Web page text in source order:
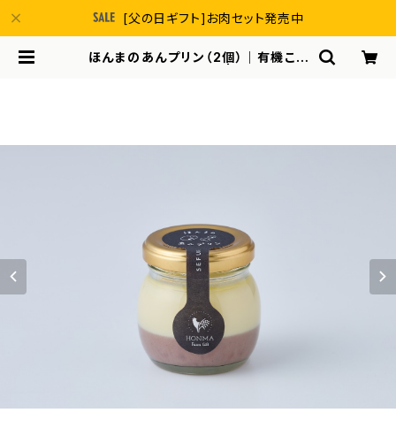
[父の日ギフト]お肉セット発売中
ほんまのあんプリン（2個）｜有機こし